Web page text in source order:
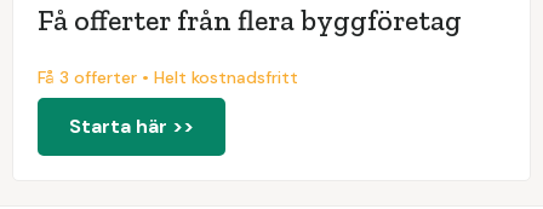
Få offerter från flera byggföretag
Få 3 offerter • Helt kostnadsfritt
Starta här >>